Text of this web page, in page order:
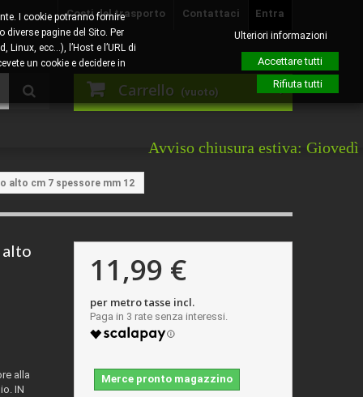
Entra
Contattaci
Costi del trasporto
Carrello (vuoto)
Avviso chiusura estiva: Giovedì 6
alto cm 7 spessore mm 12
alto
alla
IN
11,99 €
per metro tasse incl.
Merce pronto magazzino
I cookie potranno fornire
pagine del Sito. Per
ecc…), l’Host e l’URL di
un cookie e decidere in
Ulteriori informazioni
Accettare tutti
Rifiuta tutti